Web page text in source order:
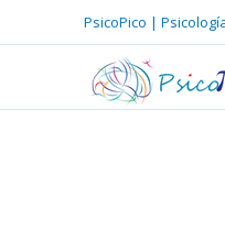
PsicoPico |